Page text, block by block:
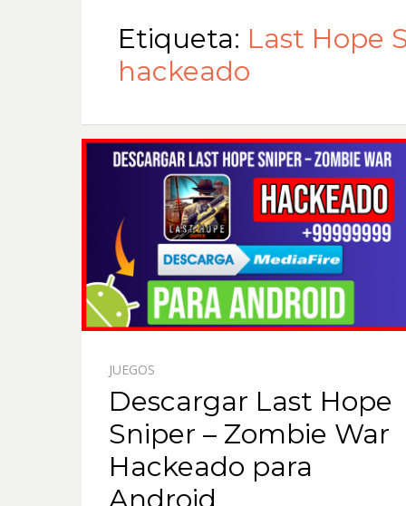
Etiqueta: Last Hope
hackeado
JUEGOS
Descargar Last Hope
Sniper – Zombie War
Hackeado para